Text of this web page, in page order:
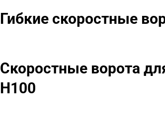
Гибкие скоростные
Скоростные ворота
H100